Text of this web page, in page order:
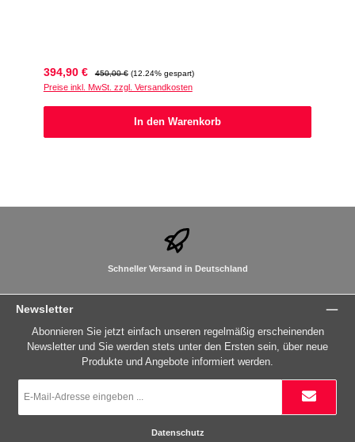
Verkaufspreis:
394,90 € Regulärer Preis:
450,00 € (12.24% gespart)
Preise inkl. MwSt. zzgl. Versandkosten
In den Warenkorb
Schneller Versand in Deutschland
Newsletter
Abonnieren Sie jetzt einfach unseren regelmäßig erscheinenden
Newsletter und Sie werden stets unter den Ersten sein, über neue
Produkte und Angebote informiert werden.
Mail-
Datenschutz